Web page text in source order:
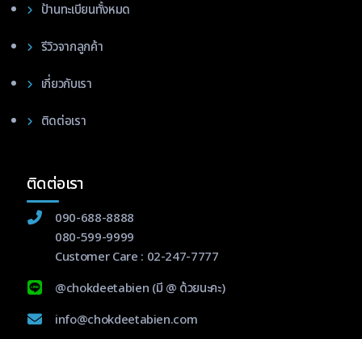
ป้านทะเบียนทั้งหมด
รีวิวจากลูกค้า
เกี่ยวกับเรา
ติดต่อเรา
ติดต่อเรา
090-688-8888
080-599-9999
Customer Care : 02-247-7777
@chokdeetabien (มี @ ด้วยนะคะ)
info@chokdeetabien.com